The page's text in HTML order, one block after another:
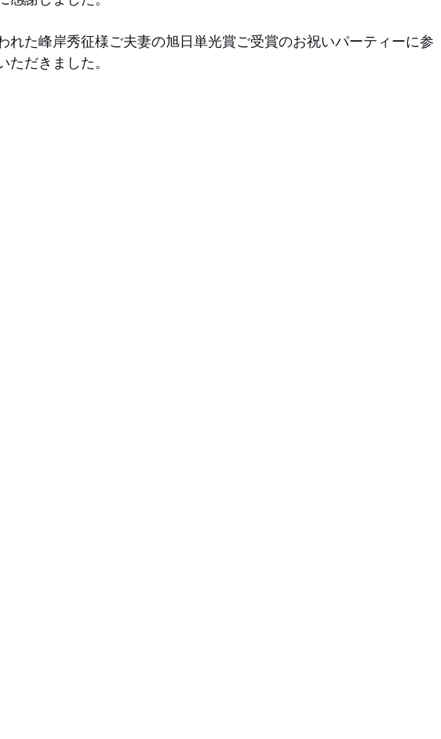
れた峰岸秀征様ご夫妻の旭日単光賞ご受賞のお祝いパーティーに参
ただきました。